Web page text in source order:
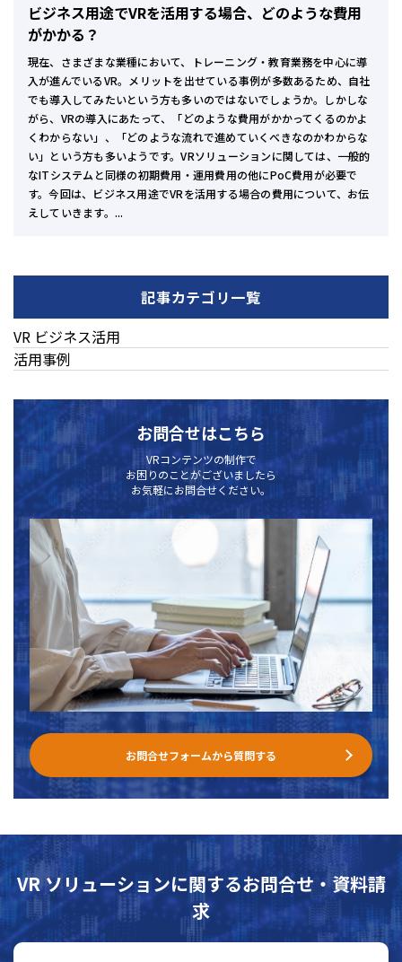
ビジネス用途でVRを活用する場合、どのような費用
がかかる？
現在、さまざまな業種において、トレーニング・教育業務を中心に導
入が進んでいるVR。メリットを出せている事例が多数あるため、自社
でも導入してみたいという方も多いのではないでしょうか。しかしな
がら、VRの導入にあたって、「どのような費用がかかってくるのかよ
くわからない」、「どのような流れで進めていくべきなのかわからな
い」という方も多いようです。VRソリューションに関しては、一般的
なITシステムと同様の初期費用・運用費用の他にPoC費用が必要で
す。今回は、ビジネス用途でVRを活用する場合の費用について、お伝
えしていきます。...
記事カテゴリ一覧
VR ビジネス活用
活用事例
お問合せはこちら
VRコンテンツの制作で
お困りのことがございましたら
お気軽にお問合せください。
お問合せフォームから質問する
VR ソリューションに関するお問合せ・資料請
求